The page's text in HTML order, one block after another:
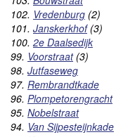
102. Vredenburg (2)
101. Janskerkhof(3)
100. 2e Daalsedijk
99. Voorstraat(3)
98. Jutfaseweg
97. Rembrandtkade
96. Plompetorengracht
95. Nobelstraat
94. Van Sijpesteijnkade